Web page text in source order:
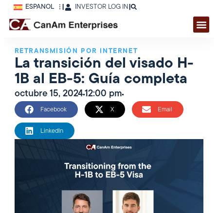
ESPAÑOL INVESTOR LOG IN |
RETRANSMISIÓN POR INTERNET
La transición del visado H-
1B al EB-5: Guía completa
octubre 15, 202412:00 pm
Facebook X Email
LinkedIn